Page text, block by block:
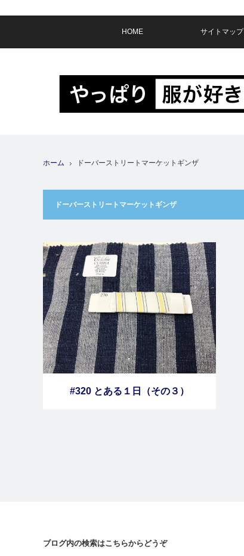
HOME サイトマップ
ホーム ドーバーストリートマーケットギンザ
ドーバーストリートマーケットギンザ
#320 とある１日（その３）
ブログ内の検索はこちらからどうぞ